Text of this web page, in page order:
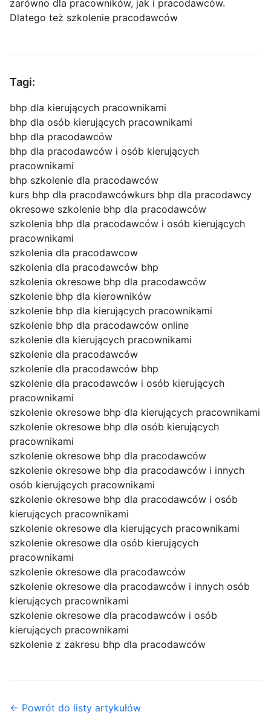
zarówno dla pracowników, jak i pracodawców.
Dlatego też szkolenie pracodawców
Tagi:
bhp dla kierujących pracownikami
bhp dla osób kierujących pracownikami
bhp dla pracodawców
bhp dla pracodawców i osób kierujących
pracownikami
bhp szkolenie dla pracodawców
kurs bhp dla pracodawcówkurs bhp dla pracodawcy
okresowe szkolenie bhp dla pracodawców
szkolenia bhp dla pracodawców i osób kierujących
pracownikami
szkolenia dla pracodawcow
szkolenia dla pracodawców bhp
szkolenia okresowe bhp dla pracodawców
szkolenie bhp dla kierowników
szkolenie bhp dla kierujących pracownikami
szkolenie bhp dla pracodawców online
szkolenie dla kierujących pracownikami
szkolenie dla pracodawców
szkolenie dla pracodawców bhp
szkolenie dla pracodawców i osób kierujących
pracownikami
szkolenie okresowe bhp dla kierujących pracownikami
szkolenie okresowe bhp dla osób kierujących
pracownikami
szkolenie okresowe bhp dla pracodawców
szkolenie okresowe bhp dla pracodawców i innych
osób kierujących pracownikami
szkolenie okresowe bhp dla pracodawców i osób
kierujących pracownikami
szkolenie okresowe dla kierujących pracownikami
szkolenie okresowe dla osób kierujących
pracownikami
szkolenie okresowe dla pracodawców
szkolenie okresowe dla pracodawców i innych osób
kierujących pracownikami
szkolenie okresowe dla pracodawców i osób
kierujących pracownikami
szkolenie z zakresu bhp dla pracodawców
← Powrót do listy artykułów